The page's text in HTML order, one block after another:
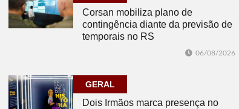
Corsan mobiliza plano de
contingência diante da previsão de
temporais no RS
06/08/2026
GERAL
Dois Irmãos marca presença no